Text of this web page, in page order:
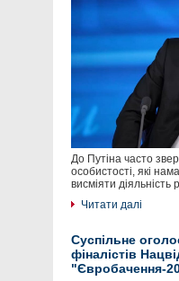
До Путіна часто
особистості, які
висміяти діяльність
Читати далі
Суспільне
фіналістів
"Євробачення-